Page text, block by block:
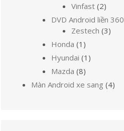
sản
phẩm
Vinfast 22
sản
phẩm
DVD Android liền 360
Zestech 33
Honda 1 1
sản
Hyundai 1 1
Mazda 88
sản
phẩm
Màn Android xe sang 44